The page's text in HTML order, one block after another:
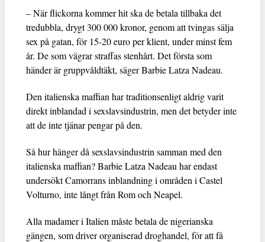
– När flickorna kommer hit ska de betala tillbaka det
tredubbla, drygt 300 000 kronor, genom att tvingas sälja
sex på gatan, för 15-20 euro per klient, under minst fem
år. De som vägrar straffas stenhårt. Det första som
händer är gruppvåldtäkt, säger Barbie Latza Nadeau.
Den italienska maffian har traditionsenligt aldrig varit
direkt inblandad i sexslavsindustrin, men det betyder inte
att de inte tjänar pengar på den.
Så hur hänger då sexslavsindustrin samman med den
italienska maffian? Barbie Latza Nadeau har endast
undersökt Camorrans inblandning i områden i Castel
Volturno, inte långt från Rom och Neapel.
Alla madamer i Italien måste betala de nigerianska
gängen, som driver organiserad droghandel, för att få